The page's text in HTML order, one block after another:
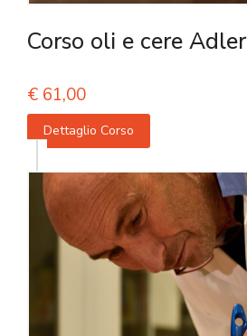
Corso oli e cere Adler
€ 61,00
Dettaglio Corso